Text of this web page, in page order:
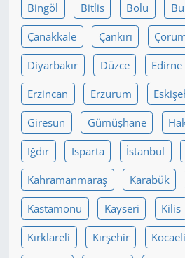
Bingöl Bitlis Bolu
Çanakkale Çankırı
Diyarbakır Düzce Edirne
Erzincan Erzurum
Giresun Gümüşhane
Iğdır Isparta İstanbul
Kahramanmaraş Karabük
Kastamonu Kayseri Kilis
Kırklareli Kırşehir Kocaeli